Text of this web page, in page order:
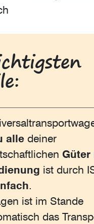
alle deiner
Güter
ist durch
.
ist im Stande
das